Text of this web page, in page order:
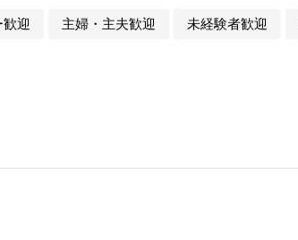
迎 主婦・主夫歓迎 未経験者歓迎